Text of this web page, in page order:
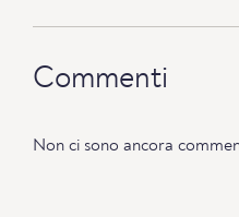
Commenti
Non ci sono ancora